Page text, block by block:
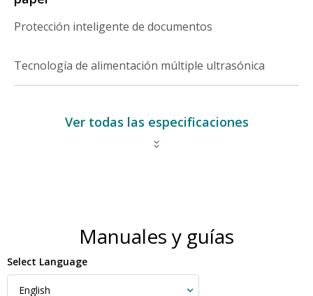
Protección inteligente de documentos
Tecnología de alimentación múltiple ultrasónica
Ver todas las especificaciones
Manuales y guías
Select Language